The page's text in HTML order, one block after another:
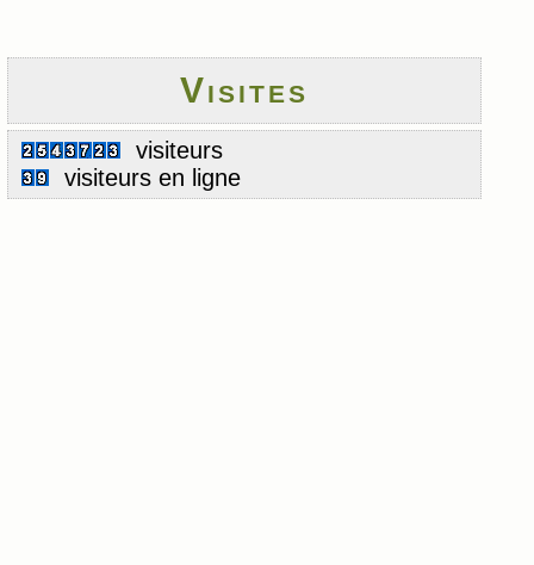
Visites
visiteurs
visiteurs en ligne